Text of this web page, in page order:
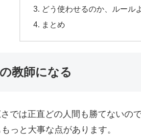
どう使わせるのか、ルール
まとめ
教師になる
では正直どの人間も勝てないの
っと大事な点があります。